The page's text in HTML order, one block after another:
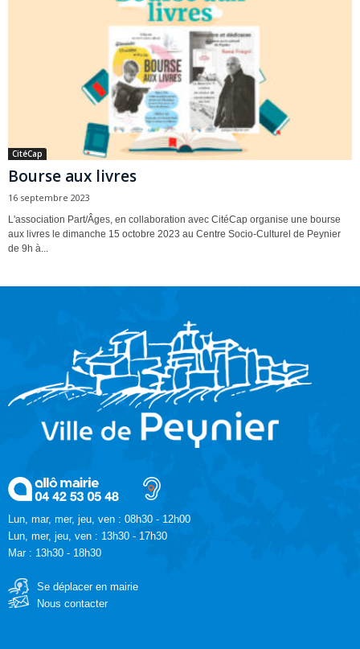
CitéCap
Bourse aux livres
16 septembre 2023
L'association Part/Âges, en collaboration avec CitéCap organise une bourse
aux livres le dimanche 15 octobre 2023 au Centre Socio-Culturel de Peynier
de 9h à...
Lun, mar, mer, jeu, ven : 08h30 - 12h00
Lun, mer, jeu, ven : 13h30 - 17h30
Mar : 13h30 - 18h30
Se déplacer en mairie
Nous contacter